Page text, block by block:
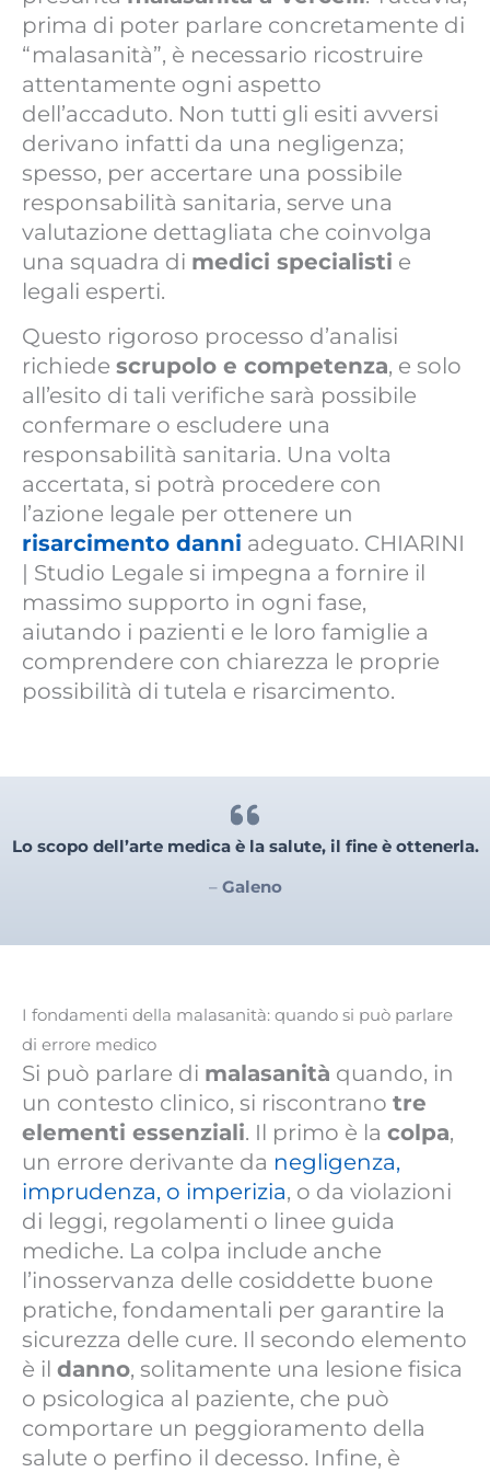
prima di poter parlare concretamente di
“malasanità”, è necessario ricostruire
attentamente ogni aspetto
dell’accaduto. Non tutti gli esiti avversi
derivano infatti da una negligenza;
spesso, per accertare una possibile
responsabilità sanitaria, serve una
valutazione dettagliata che coinvolga
una squadra di medici specialisti e
legali esperti.
Questo rigoroso processo d’analisi
richiede scrupolo e competenza, e solo
all’esito di tali verifiche sarà possibile
confermare o escludere una
responsabilità sanitaria. Una volta
accertata, si potrà procedere con
l’azione legale per ottenere un
risarcimento danni adeguato. CHIARINI
| Studio Legale si impegna a fornire il
massimo supporto in ogni fase,
aiutando i pazienti e le loro famiglie a
comprendere con chiarezza le proprie
possibilità di tutela e risarcimento.
Lo scopo dell’arte medica è la salute, il fine è ottenerla.
– Galeno
I fondamenti della malasanità: quando si può parlare
di errore medico
Si può parlare di malasanità quando, in
un contesto clinico, si riscontrano tre
elementi essenziali. Il primo è la colpa,
un errore derivante da negligenza,
imprudenza, o imperizia, o da violazioni
di leggi, regolamenti o linee guida
mediche. La colpa include anche
l’inosservanza delle cosiddette buone
pratiche, fondamentali per garantire la
sicurezza delle cure. Il secondo elemento
è il danno, solitamente una lesione fisica
o psicologica al paziente, che può
comportare un peggioramento della
salute o perfino il decesso. Infine, è